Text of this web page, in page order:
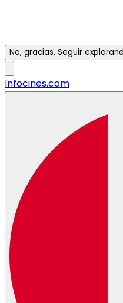
No, gracias. Seguir
Infocines.com